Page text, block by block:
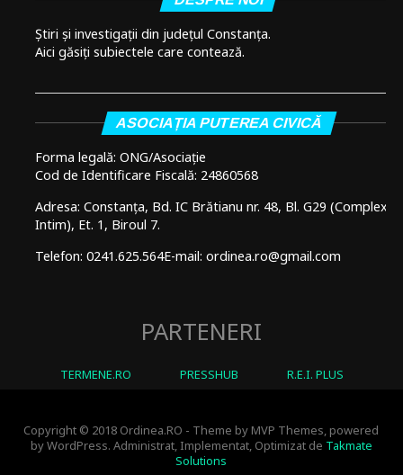
Știri și investigații din județul Constanța.
Aici găsiți subiectele care contează.
ASOCIAȚIA PUTEREA CIVICĂ
Forma legală: ONG/Asociație
Cod de Identificare Fiscală: 24860568
Adresa: Constanța, Bd. IC Brătianu nr. 48, Bl. G29 (Complex
Intim), Et. 1, Biroul 7.
Telefon: 0241.625.564E-mail: ordinea.ro@gmail.com
PARTENERI
TERMENE.RO PRESSHUB R.E.I. PLUS
Copyright © 2018 Ordinea.RO - Theme by MVP Themes, powered
by WordPress. Administrat, Implementat, Optimizat de Takmate
Solutions